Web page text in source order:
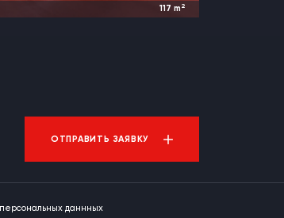
117 m 2
ОТПРАВИТЬ ЗАЯВКУ
даннных